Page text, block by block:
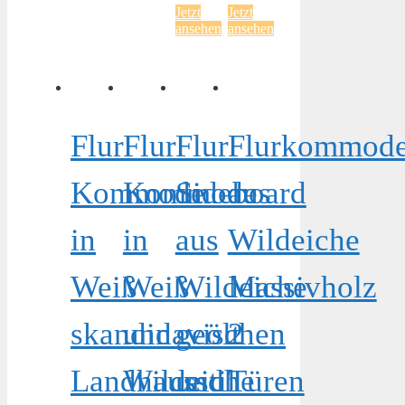
Jetzt
ansehen
Jetzt
ansehen
Flur
Kommode
in
Weiß
skandinavischen
Landhausstil
Flur
Kommode
in
Weiß
und
Wildeiche
Flur
Sideboard
aus
Wildeiche
geölt
und
aus
Wildeiche
Massivholz
2
Türen